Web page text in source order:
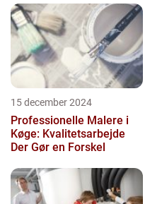
15 december 2024
Professionelle Malere i
Køge: Kvalitetsarbejde
Der Gør en Forskel